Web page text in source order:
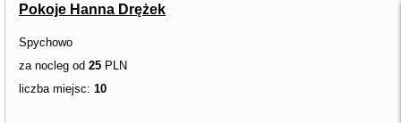
Pokoje Hanna Drężek
Spychowo
za nocleg od 25 PLN
liczba miejsc: 10